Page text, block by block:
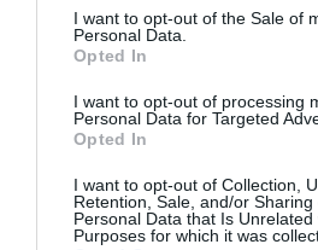
consent section.
I want to opt-out of the Sale of
Personal Data.
Opted In
I want to opt-out of processing
Personal Data for Targeted
Opted In
I want to opt-out of Collection,
Retention, Sale, and/or Sharing
Personal Data that Is Unrelated
Purposes for which it was
KIRÁNDULÁS PANNONHALMA
KÖRNYÉKÉN: TERMÉSZET,
SZŐLŐ ÉS KOMLÓ